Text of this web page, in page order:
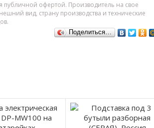
публичной офертой. Производитель на свое
вид, страну производства и технические
Поделиться…